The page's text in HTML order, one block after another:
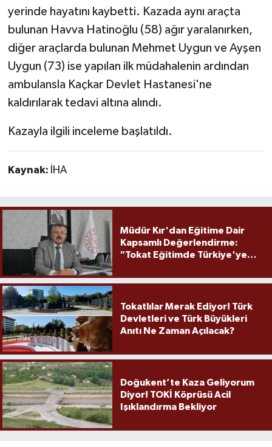
yerinde hayatını kaybetti. Kazada aynı araçta
bulunan Havva Hatinoğlu (58) ağır yaralanırken,
diğer araçlarda bulunan Mehmet Uygun ve Ayşen
Uygun (73) ise yapılan ilk müdahalenin ardından
ambulansla Kaçkar Devlet Hastanesi'ne
kaldırılarak tedavi altına alındı.
Kazayla ilgili inceleme başlatıldı.
Kaynak: İHA
Müdür Kır'dan Eğitime Dair
Kapsamlı Değerlendirme:
"Tokat Eğitimde Türkiye'ye
Tokatlılar Merak Ediyor! Türk
Devletleri ve Türk Büyükleri
Anıtı Ne Zaman Açılacak?
Doğukent’te Kaza Geliyorum
Diyor! TOKİ Köprüsü Acil
Işıklandırma Bekliyor